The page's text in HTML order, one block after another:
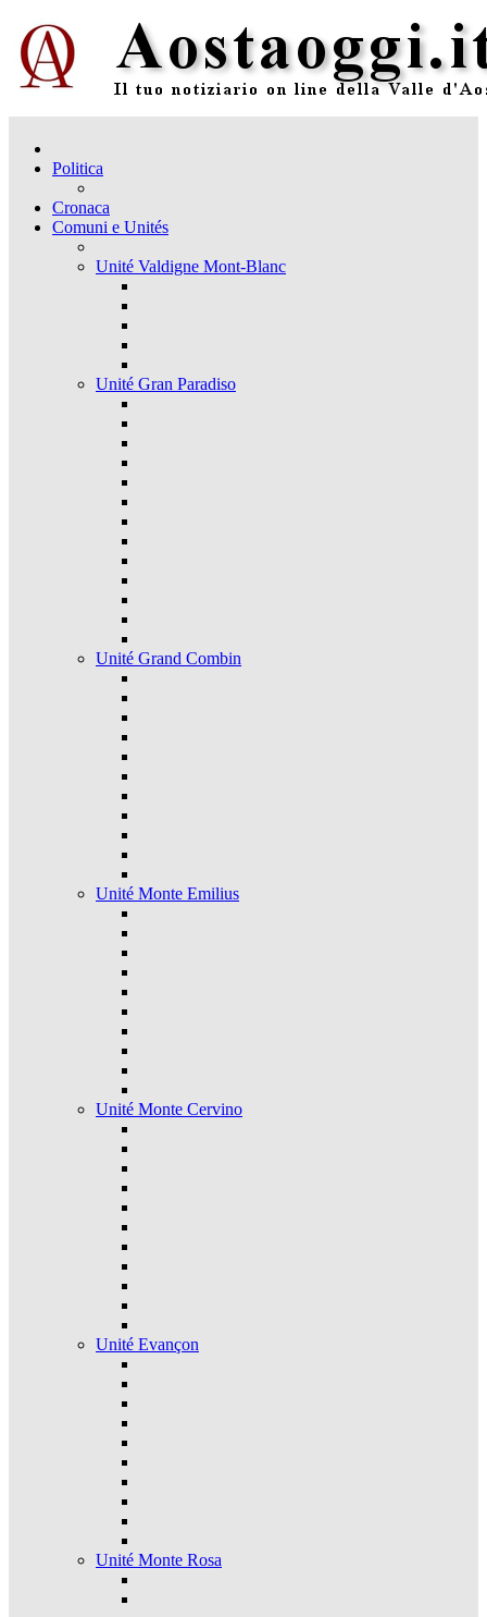
Politica
Cronaca
Comuni e Unités
Unité Valdigne Mont-Blanc
Unité Gran Paradiso
Unité Grand Combin
Unité Monte Emilius
Unité Monte Cervino
Unité Evançon
Unité Monte Rosa